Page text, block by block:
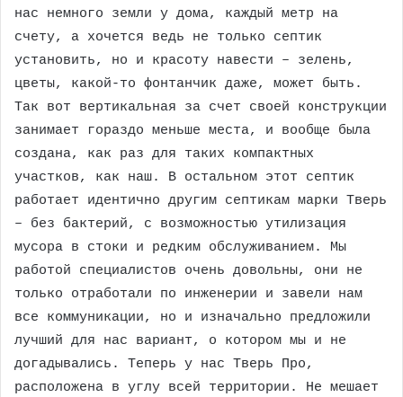
нас немного земли у дома, каждый метр на
счету, а хочется ведь не только септик
установить, но и красоту навести – зелень,
цветы, какой-то фонтанчик даже, может быть.
Так вот вертикальная за счет своей конструкции
занимает гораздо меньше места, и вообще была
создана, как раз для таких компактных
участков, как наш. В остальном этот септик
работает идентично другим септикам марки Тверь
– без бактерий, с возможностью утилизация
мусора в стоки и редким обслуживанием. Мы
работой специалистов очень довольны, они не
только отработали по инженерии и завели нам
все коммуникации, но и изначально предложили
лучший для нас вариант, о котором мы и не
догадывались. Теперь у нас Тверь Про,
расположена в углу всей территории. Не мешает